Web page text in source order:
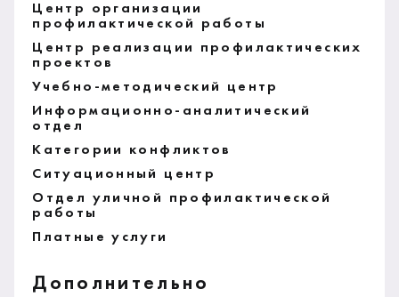
Центр организации
профилактической работы
Центр реализации профилактических
проектов
Учебно-методический центр
Информационно-аналитический
отдел
Категории конфликтов
Ситуационный центр
Отдел уличной профилактической
работы
Платные услуги
Дополнительно